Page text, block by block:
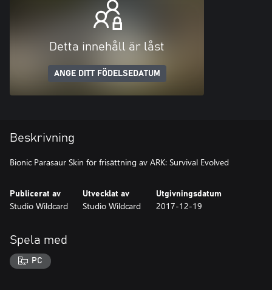
Detta innehåll är låst
ANGE DITT FÖDELSEDATUM
Beskrivning
Bionic Parasaur Skin för frisättning av ARK: Survival Evolved
Publicerat av
Studio Wildcard
Utvecklat av
Studio Wildcard
Utgivningsdatum
2017-12-19
Spela med
PC